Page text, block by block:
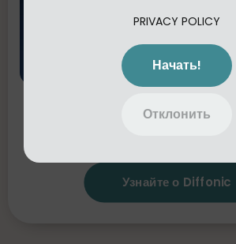
PRIVACY POLICY
Начать!
Отклонить
аудиосигнала (A/B), чтобы определить,
Узнайте о Diffonic